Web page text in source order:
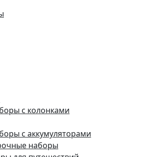
с колонками
с аккумуляторами
наборы